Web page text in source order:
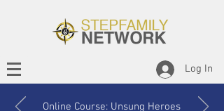
Log In
Online Course: Unsung Heroes